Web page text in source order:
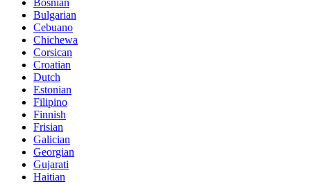
Bulgarian
Cebuano
Chichewa
Corsican
Croatian
Dutch
Estonian
Filipino
Finnish
Frisian
Galician
Georgian
Gujarati
Haitian